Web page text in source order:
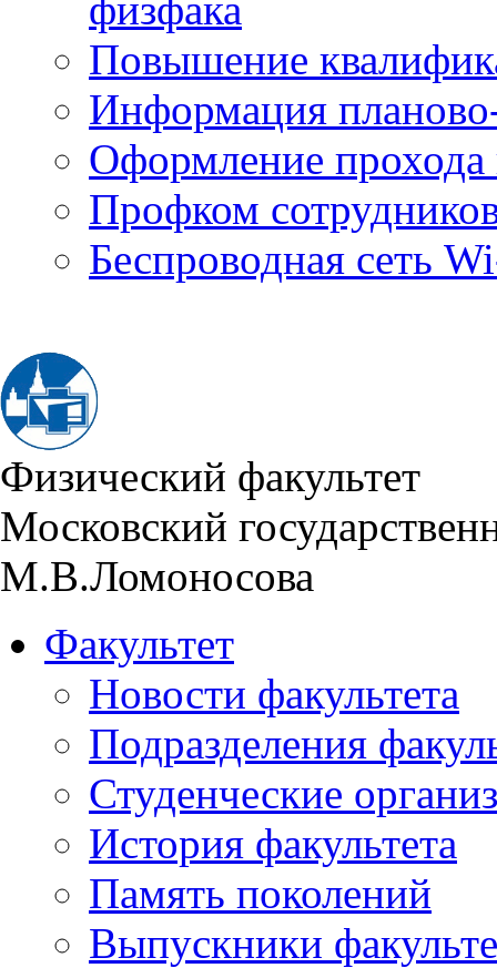
Повышение
Информация
Оформление прохода
Профком
Беспроводная сеть
Физический факультет
Московский
М.В.Ломоносова
Факультет
Новости факультета
Подразделения
Студенческие
История факультета
Память поколений
Выпускники